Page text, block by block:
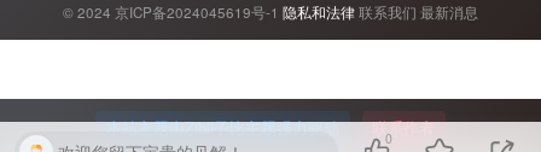
© 2024 京ICP备2024045619号-1 隐私和法律联系我们 最新消息
0
本站主题由Zibll子比主题强力驱动 联系作者